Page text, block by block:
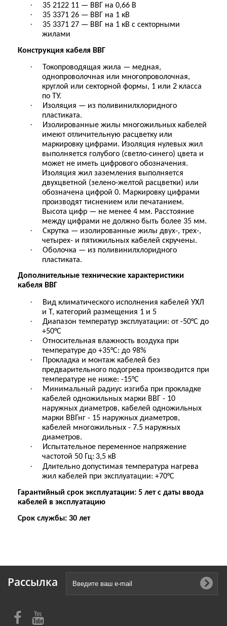
· 35 2122 11 — ВВГ на 0,66 В
· 35 3371 26 — ВВГ на 1 кВ
·
35 3371 27 — ВВГ на 1 кВ с секторными
жилами
Конструкция кабеля ВВГ
·
Токопроводящая жила — медная,
однопроволочная или многопроволочная,
круглой или секторной формы, 1 или 2 класса
по ТУ.
·
Изоляция — из поливинилхлоридного
пластиката.
·
Изолированные жилы многожильных кабелей
имеют отличительную расцветку или
маркировку цифрами. Изоляция нулевых жил
выполняется голубого (светло-синего) цвета и
может не иметь цифрового обозначения.
Изоляция жил заземления выполняется
двухцветной (зелено-желтой расцветки) или
обозначена цифрой 0. Маркировку цифрами
производят тиснением или печатанием.
Высота цифр — не менее 4 мм. Расстояние
между цифрами не должно быть более 35 мм.
·
Скрутка — изолированные жилы двух-, трех-,
четырех- и пятижильных кабелей скручены.
·
Оболочка — из поливинилхлоридного
пластиката.
Дополнительные технические характеристики
кабеля ВВГ
·
Вид климатического исполнения кабелей УХЛ
и Т, категорий размещения 1 и 5
·
Диапазон температур эксплуатации: от -50°С до
+50°С
·
Относительная влажность воздуха при
температуре до +35°С: до 98%
·
Прокладка и монтаж кабелей без
предварительного подогрева производится при
температуре не ниже: -15°С
·
Минимальный радиус изгиба при прокладке
кабелей одножильных марки ВВГ - 10
наружных диаметров, кабелей одножильных
марки ВВГнг - 15 наружных диаметров,
кабелей многожильных - 7.5 наружных
диаметров.
·
Испытательное переменное напряжение
частотой 50 Гц: 3,5 кВ
·
Длительно допустимая температура нагрева
жил кабелей при эксплуатации: +70°С
Гарантийный срок эксплуатации: 5 лет с даты ввода
кабелей в эксплуатацию
Срок службы: 30 лет
Рассылка